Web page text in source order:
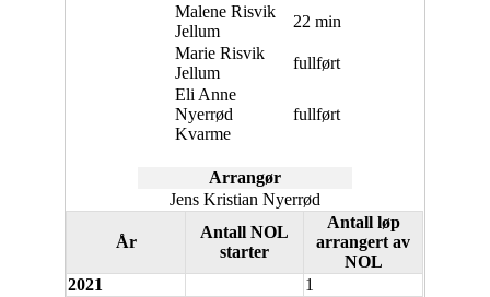
Malene Risvik
Jellum
22 min
Marie Risvik
Jellum
fullført
Eli Anne
Nyerrød
Kvarme
fullført
Arrangør
Jens Kristian Nyerrød
År
Antall NOL
starter
Antall løp
arrangert av
NOL
2021
1